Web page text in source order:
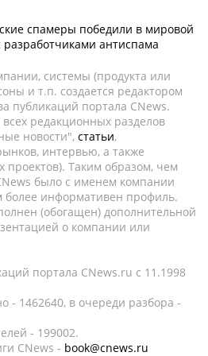
спамеры победили в мировой
разработчиками антиспама
системы (продукта или
и т.п. создается редактором
публикаций портала CNews.
редакционных разделов
новости", статьи,
интервью, а также
проектов). Таким образом, чем
было с именем компании
более информативен профиль.
(обогащен) дополнительной
о компании или
портала CNews.ru c 11.1998
- 1462640, в очереди разбора -
- 199002.
CNews - book@cnews.ru